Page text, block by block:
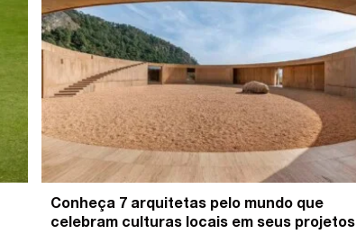
Conheça 7 arquitetas pelo mundo que
celebram culturas locais em seus projetos